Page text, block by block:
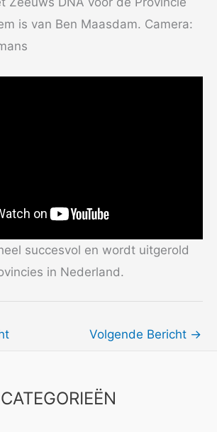
is van Ben Maasdam. Camera:
succesvol en wordt uitgerold
in Nederland.
Volgende Bericht →
CATEGORIEËN